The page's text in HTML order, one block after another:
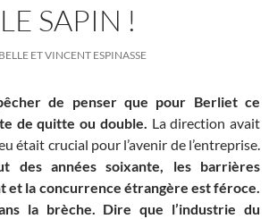
SAPIN !
ET VINCENT ESPINASSE
de penser que pour Berliet ce
de quitte ou double. La direction avait
était crucial pour l’avenir de l’entreprise.
des années soixante, les barrières
et la concurrence étrangère est féroce.
la brèche. Dire que l’industrie du